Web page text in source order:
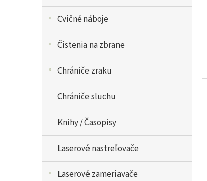
Cvičné náboje
Čistenia na zbrane
Chrániče zraku
Chrániče sluchu
Knihy / Časopisy
Laserové nastreľovače
Laserové zameriavače